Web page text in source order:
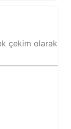
çekim olarak